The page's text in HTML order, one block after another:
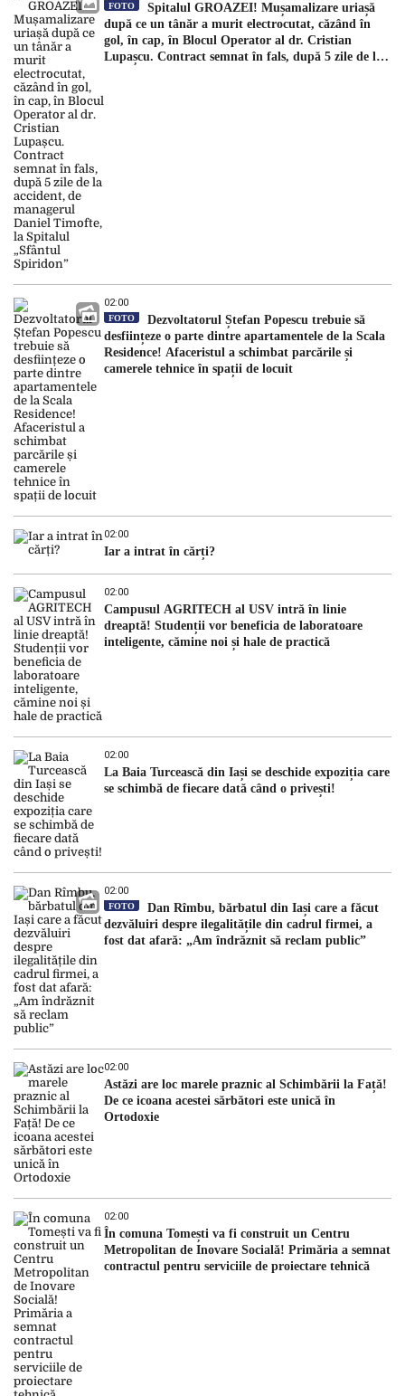
FOTO
Spitalul GROAZEI! Mușamalizare uriașă
după ce un tânăr a murit electrocutat, căzând în
gol, în cap, în Blocul Operator al dr. Cristian
Lupașcu. Contract semnat în fals, după 5 zile de la
02:00
FOTO
Dezvoltatorul Ștefan Popescu trebuie să
desființeze o parte dintre apartamentele de la Scala
Residence! Afaceristul a schimbat parcările și
camerele tehnice în spații de locuit
02:00
Iar a intrat în cărți?
02:00
Campusul AGRITECH al USV intră în linie
dreaptă! Studenții vor beneficia de laboratoare
inteligente, cămine noi și hale de practică
02:00
La Baia Turcească din Iași se deschide expoziția care
se schimbă de fiecare dată când o privești!
02:00
FOTO
Dan Rîmbu, bărbatul din Iași care a făcut
dezvăluiri despre ilegalitățile din cadrul firmei, a
fost dat afară: „Am îndrăznit să reclam public”
02:00
Astăzi are loc marele praznic al Schimbării la Față!
De ce icoana acestei sărbători este unică în
Ortodoxie
02:00
În comuna Tomești va fi construit un Centru
Metropolitan de Inovare Socială! Primăria a semnat
contractul pentru serviciile de proiectare tehnică